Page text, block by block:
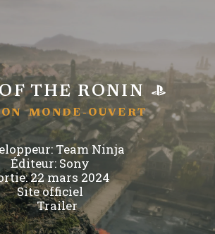
THE RONIN
MONDE-OUVERT
Team Ninja
Éditeur: Sony
22 mars 2024
Site officiel
Trailer